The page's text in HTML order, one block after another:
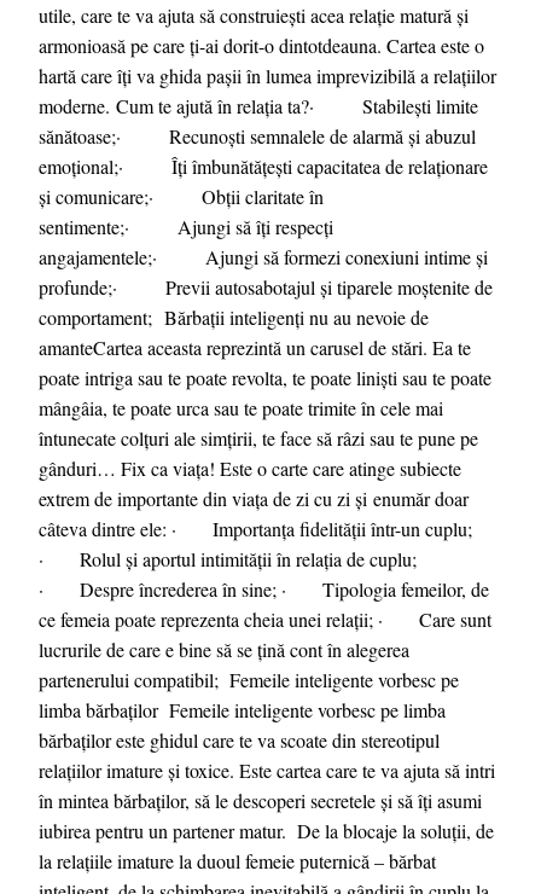
utile, care te va ajuta să construiești acea relație matură și
armonioasă pe care ți-ai dorit-o dintotdeauna. Cartea este o
hartă care îți va ghida pașii în lumea imprevizibilă a relațiilor
moderne. Cum te ajută în relația ta?· Stabilești limite
sănătoase;· Recunoști semnalele de alarmă și abuzul
emoțional;· Îți îmbunătățești capacitatea de relaționare
și comunicare;· Obții claritate în
sentimente;· Ajungi să îți respecți
angajamentele;· Ajungi să formezi conexiuni intime și
profunde;· Previi autosabotajul și tiparele moștenite de
comportament; Bărbații inteligenți nu au nevoie de
amanteCartea aceasta reprezintă un carusel de stări. Ea te
poate intriga sau te poate revolta, te poate liniști sau te poate
mângâia, te poate urca sau te poate trimite în cele mai
întunecate colțuri ale simțirii, te face să râzi sau te pune pe
gânduri… Fix ca viața! Este o carte care atinge subiecte
extrem de importante din viața de zi cu zi și enumăr doar
câteva dintre ele: · Importanța fidelității într-un cuplu;
· Rolul și aportul intimității în relația de cuplu;
· Despre încrederea în sine; · Tipologia femeilor, de
ce femeia poate reprezenta cheia unei relații; · Care sunt
lucrurile de care e bine să se țină cont în alegerea
partenerului compatibil; Femeile inteligente vorbesc pe
limba bărbaților Femeile inteligente vorbesc pe limba
bărbaților este ghidul care te va scoate din stereotipul
relațiilor imature și toxice. Este cartea care te va ajuta să intri
în mintea bărbaților, să le descoperi secretele și să îți asumi
iubirea pentru un partener matur. De la blocaje la soluții, de
la relațiile imature la duoul femeie puternică – bărbat